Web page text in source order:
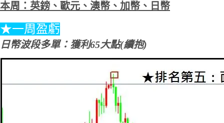
本周：英鎊、歐元、澳幣、加幣、日幣
★一周盈虧
日幣波段多單：獲利65大點(續抱)